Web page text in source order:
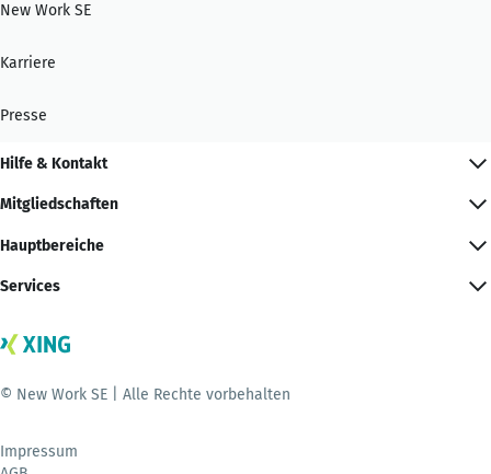
New Work SE
Karriere
Presse
Hilfe & Kontakt
Mitgliedschaften
Hauptbereiche
Services
© New Work SE | Alle Rechte vorbehalten
Impressum